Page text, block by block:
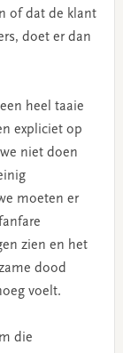
of dat de klant
doet er dan
heel taaie
expliciet op
niet doen
moeten er
zien en het
dood
voelt.
die